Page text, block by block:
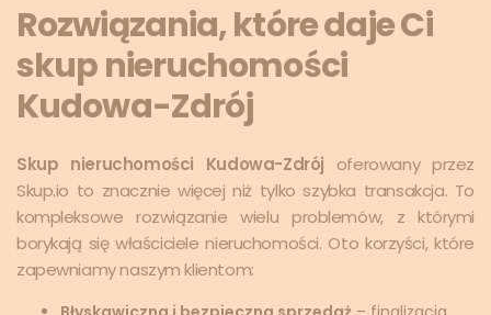
Rozwiązania, które daje Ci
skup nieruchomości
Kudowa-Zdrój
Skup nieruchomości Kudowa-Zdrój oferowany przez
Skup.io to znacznie więcej niż tylko szybka transakcja. To
kompleksowe rozwiązanie wielu problemów, z którymi
borykają się właściciele nieruchomości. Oto korzyści, które
zapewniamy naszym klientom: